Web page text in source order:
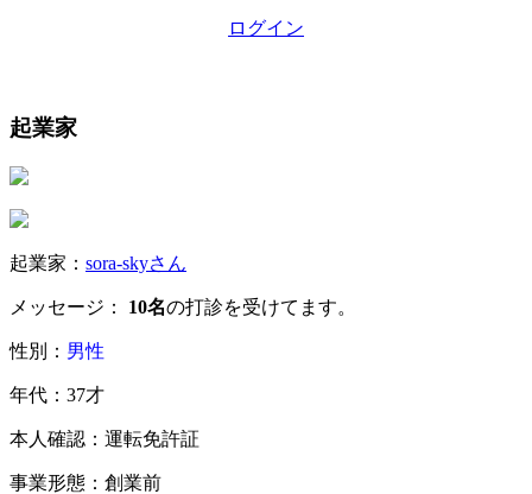
ログイン
起業家
起業家： sora-skyさん
メッセージ： 10名の打診を受けてます。
性別： 男性
年代：37才
本人確認：運転免許証
事業形態：創業前